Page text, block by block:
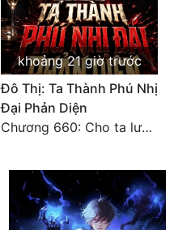
khoảng 21 giờ trước
Đô Thị: Ta Thành Phú Nhị
Đại Phản Diện
Chương 660: Cho ta lưu lại